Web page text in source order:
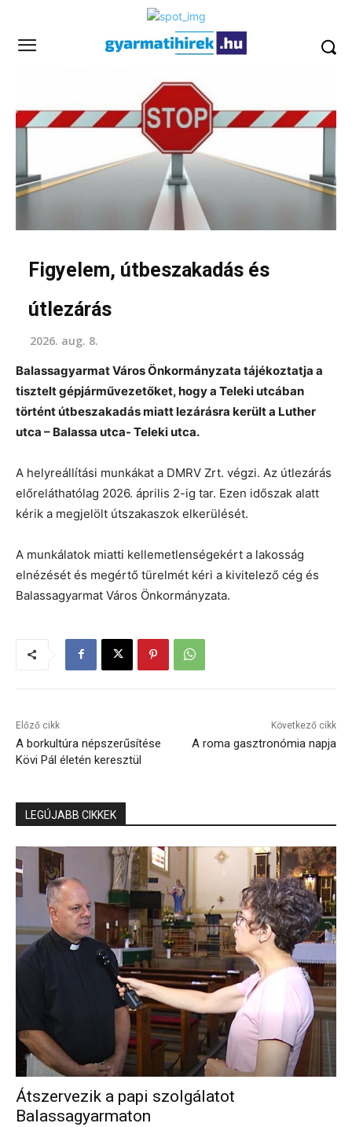
Figyelem, útbeszakadás és
útlezárás
2026. aug. 8.
Balassagyarmat Város Önkormányzata tájékoztatja a
tisztelt gépjárművezetőket, hogy a Teleki utcában
történt útbeszakadás miatt lezárásra került a Luther
utca – Balassa utca- Teleki utca.
A helyreállítási munkákat a DMRV Zrt. végzi. Az útlezárás
előreláthatólag 2026. április 2-ig tar. Ezen időszak alatt
kérik a megjelölt útszakaszok elkerülését.
A munkálatok miatti kellemetlenségekért a lakosság
elnézését és megértő türelmét kéri a kivitelező cég és
Balassagyarmat Város Önkormányzata.
Előző cikk
A borkultúra népszerűsítése
Kövi Pál életén keresztül
Következő cikk
A roma gasztronómia napja
LEGÚJABB CIKKEK
Átszervezik a papi szolgálatot
Balassagyarmaton